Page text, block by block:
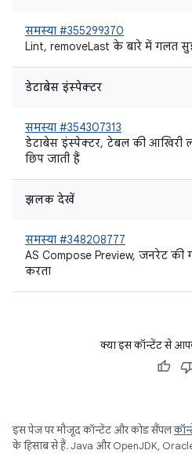
समस्या #355299370
Lint, removeLast के बारे में गलत
डेटाबेस इंस्पेक्टर
समस्या #354307313
डेटाबेस इंस्पेक्टर, टेबल की आखिरी
छिप जाती हैं
झलक देखें
समस्या #348208777
AS Compose Preview, जनरेट
करता
क्या इस कॉन्टेंट से
इस पेज पर मौजूद कॉन्टेंट और कोड सैंपल
के हिसाब से हैं. Java और OpenJDK,